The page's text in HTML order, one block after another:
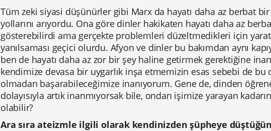
Tüm zeki siyasi düşünürler gibi Marx da hayatı daha az berbat
yollarını arıyordu. Ona göre dinler hakikaten hayatı daha az
gösterebilirdi ama gerçekte problemleri düzeltmedikleri için
yanılsaması geçici olurdu. Afyon ve dinler bu bakımdan aynı
ben de hayatı daha az zor bir şey haline getirmek gerektiğine
kendimize devasa bir uygarlık inşa etmemizin esas sebebi de
olmadan başarabileceğimize inanıyorum. Gene de, dinden
dolayısıyla artık inanmıyorsak bile, ondan işimize yarayan
olabilir?
Ara sıra ateizmle ilgili olarak kendinizden şüpheye